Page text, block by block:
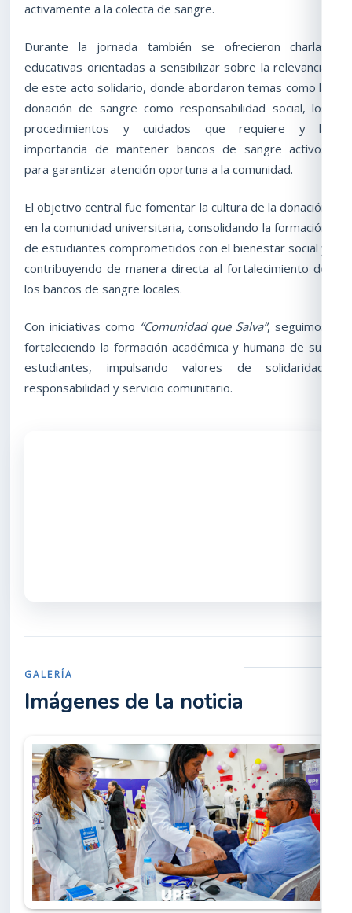
activamente a la colecta de sangre.
Durante la jornada también se ofrecieron charlas
educativas orientadas a sensibilizar sobre la relevancia
de este acto solidario, donde abordaron temas como la
donación de sangre como responsabilidad social, los
procedimientos y cuidados que requiere y la
importancia de mantener bancos de sangre activos
para garantizar atención oportuna a la comunidad.
El objetivo central fue fomentar la cultura de la donación
en la comunidad universitaria, consolidando la formación
de estudiantes comprometidos con el bienestar social y
contribuyendo de manera directa al fortalecimiento de
los bancos de sangre locales.
Con iniciativas como “Comunidad que Salva”, seguimos
fortaleciendo la formación académica y humana de sus
estudiantes, impulsando valores de solidaridad,
responsabilidad y servicio comunitario.
GALERÍA
Imágenes de la noticia